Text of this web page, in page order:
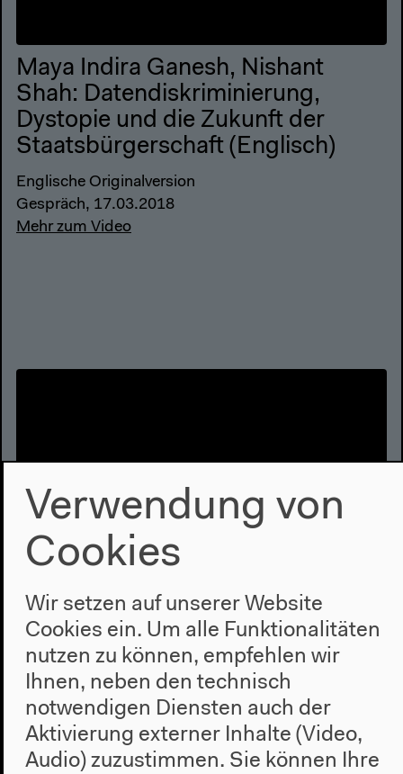
Maya Indira Ganesh, Nishant
Shah: Datendiskriminierung,
Dystopie und die Zukunft der
Staatsbürgerschaft (Englisch)
Englische Originalversion
Gespräch, 17.03.2018
Mehr zum Video
Die Wiederkehr von Faschismen
im Zeitalter der Digitalität:
Rereading „Rasse, Klasse, Nation“
(Englisch)
Mit Brenna Bhandar, Ruth Wilson Gilmore, Mark
Graham, Nishant Shah, Françoise Vergès
Moderation: Vanessa Eileen Thompson, David Theo
Verwendung von
Cookies
Wir setzen auf unserer Website
Cookies ein. Um alle Funktionalitäten
nutzen zu können, empfehlen wir
Ihnen, neben den technisch
notwendigen Diensten auch der
Aktivierung externer Inhalte (Video,
Audio) zuzustimmen. Sie können Ihre